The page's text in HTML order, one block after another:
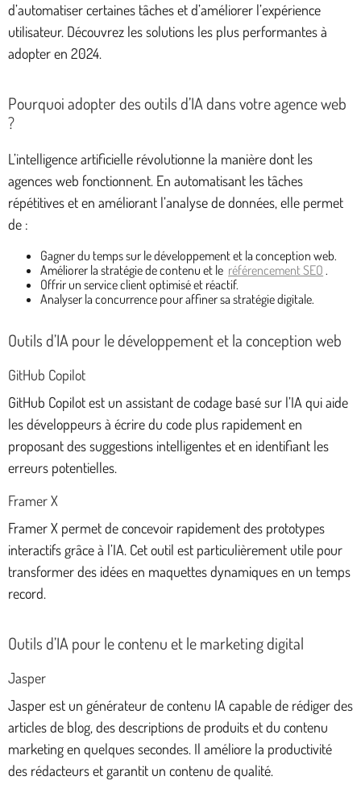
d’automatiser certaines tâches et d’améliorer l’expérience
utilisateur. Découvrez les solutions les plus performantes à
adopter en 2024.
Pourquoi adopter des outils d’IA dans votre agence web
?
L’intelligence artificielle révolutionne la manière dont les
agences web fonctionnent. En automatisant les tâches
répétitives et en améliorant l’analyse de données, elle permet
de :
Gagner du temps sur le développement et la conception web.
Améliorer la stratégie de contenu et le référencement SEO .
Offrir un service client optimisé et réactif.
Analyser la concurrence pour affiner sa stratégie digitale.
Outils d’IA pour le développement et la conception web
GitHub Copilot
GitHub Copilot est un assistant de codage basé sur l’IA qui aide
les développeurs à écrire du code plus rapidement en
proposant des suggestions intelligentes et en identifiant les
erreurs potentielles.
Framer X
Framer X permet de concevoir rapidement des prototypes
interactifs grâce à l’IA. Cet outil est particulièrement utile pour
transformer des idées en maquettes dynamiques en un temps
record.
Outils d’IA pour le contenu et le marketing digital
Jasper
Jasper est un générateur de contenu IA capable de rédiger des
articles de blog, des descriptions de produits et du contenu
marketing en quelques secondes. Il améliore la productivité
des rédacteurs et garantit un contenu de qualité.